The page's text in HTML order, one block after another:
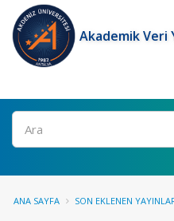
Akademik Veri
Ara
ANA SAYFA SON EKLENEN